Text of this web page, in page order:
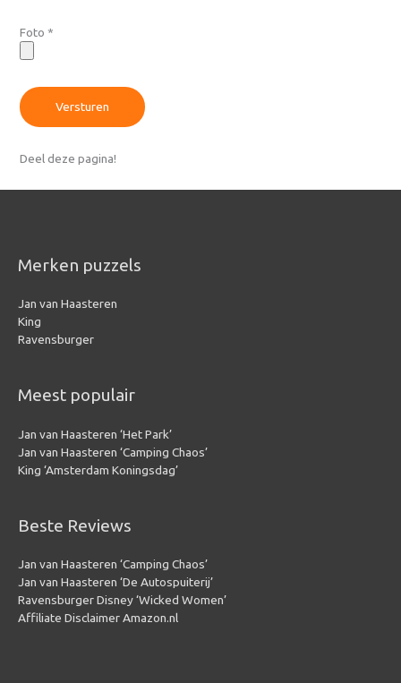
Foto *
Versturen
Deel deze pagina!
Merken puzzels
Jan van Haasteren
King
Ravensburger
Meest populair
Jan van Haasteren ‘Het Park’
Jan van Haasteren ‘Camping Chaos’
King ‘Amsterdam Koningsdag’
Beste Reviews
Jan van Haasteren ‘Camping Chaos’
Jan van Haasteren ‘De Autospuiterij’
Ravensburger Disney ‘Wicked Women’
Affiliate Disclaimer Amazon.nl